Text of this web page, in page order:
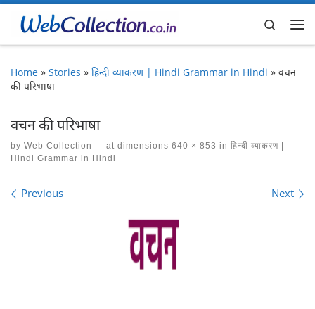
Skip to content
Search
Home » Stories » हिन्दी व्याकरण | Hindi Grammar in Hindi » वचन
की परिभाषा
वचन की परिभाषा
by Web Collection - at dimensions 640 × 853 in हिन्दी व्याकरण |
Hindi Grammar in Hindi
Images navigation
Previous Next